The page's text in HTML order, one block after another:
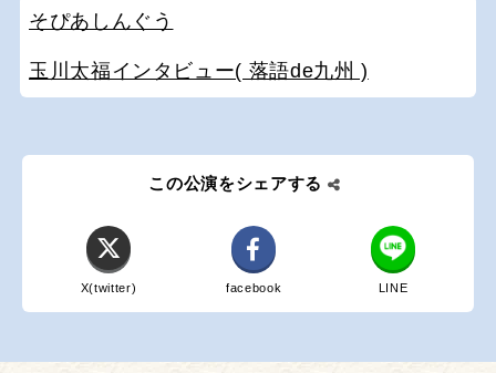
そぴあしんぐう
玉川太福インタビュー( 落語de九州 )
この公演をシェアする
X(twitter) facebook LINE